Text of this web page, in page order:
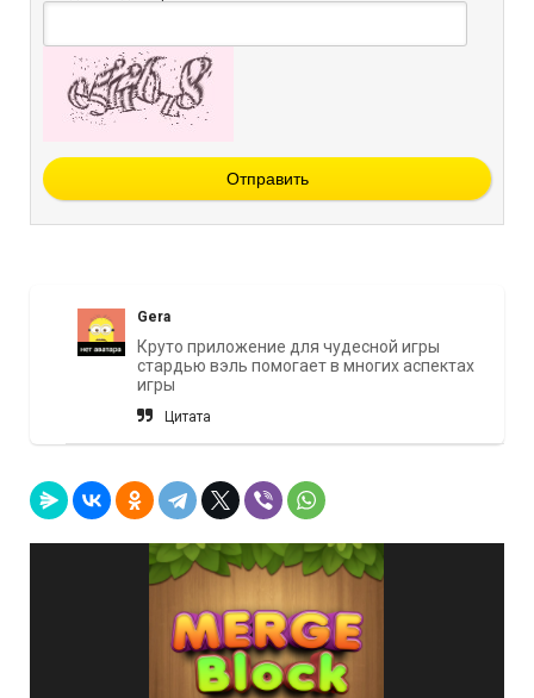
Отправить
Gera
Круто приложение для чудесной игры
стардью вэль помогает в многих аспектах
игры
Цитата